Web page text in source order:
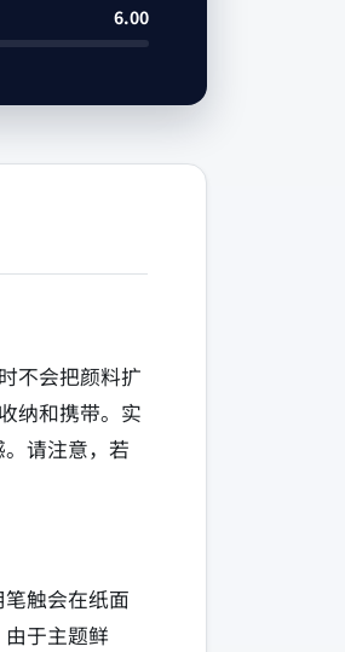
6.00
不会把颜料扩
纳和携带。实
请注意，若
触会在纸面
于主题鲜